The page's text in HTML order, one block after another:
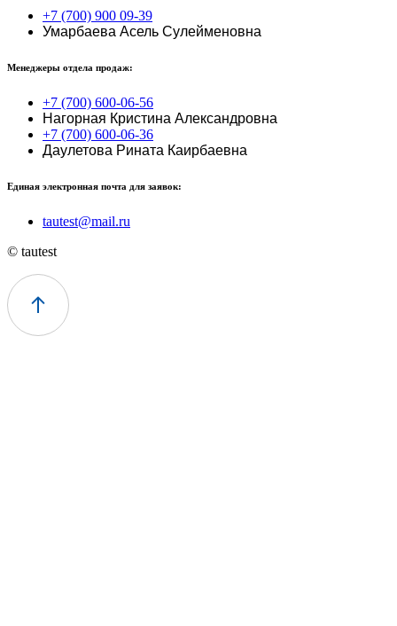
+7 (700) 900 09-39
Умарбаева Асель Сулейменовна
Менеджеры отдела продаж:
+7 (700) 600-06-56
Нагорная Кристина Александровна
+7 (700) 600-06-36
Даулетова Рината Каирбаевна
Единая электронная почта для заявок:
tautest@mail.ru
© tautest